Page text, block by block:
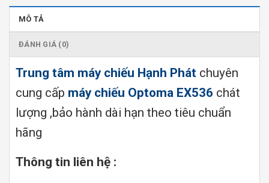
MÔ TẢ
ĐÁNH GIÁ (0)
Trung tâm máy chiếu Hạnh Phát chuyên
cung cấp máy chiếu Optoma EX536 chát
lượng ,bảo hành dài hạn theo tiêu chuẩn
hãng
Thông tin liên hệ :